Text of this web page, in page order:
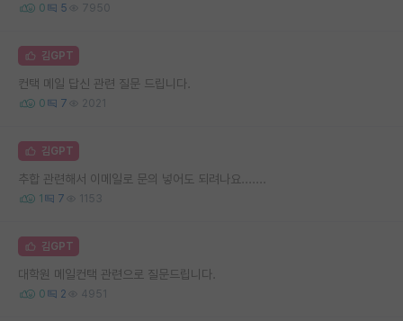
0 5 7950
김GPT
컨택 메일 답신 관련 질문 드립니다.
0 7 2021
김GPT
추합 관련해서 이메일로 문의 넣어도 되려나요.......
1 7 1153
김GPT
대학원 메일컨택 관련으로 질문드립니다.
0 2 4951